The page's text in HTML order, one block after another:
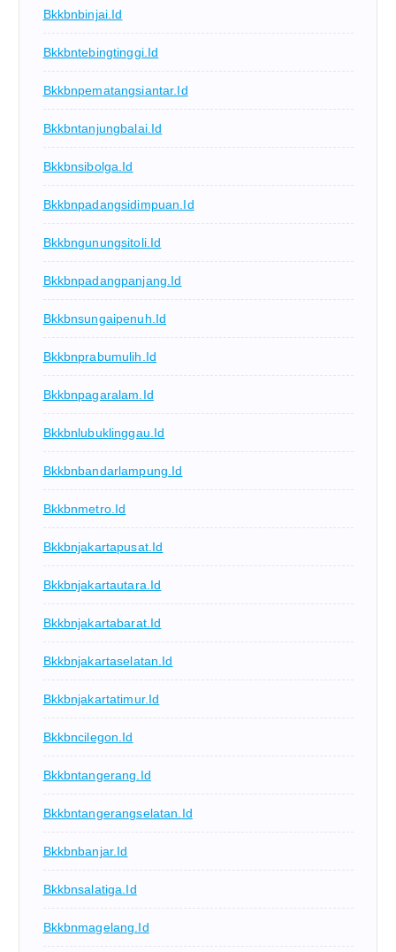
Bkkbnbinjai.id
Bkkbntebingtinggi.id
Bkkbnpematangsiantar.id
Bkkbntanjungbalai.id
Bkkbnsibolga.id
Bkkbnpadangsidimpuan.id
Bkkbngunungsitoli.id
Bkkbnpadangpanjang.id
Bkkbnsungaipenuh.id
Bkkbnprabumulih.id
Bkkbnpagaralam.id
Bkkbnlubuklinggau.id
Bkkbnbandarlampung.id
Bkkbnmetro.id
Bkkbnjakartapusat.id
Bkkbnjakartautara.id
Bkkbnjakartabarat.id
Bkkbnjakartaselatan.id
Bkkbnjakartatimur.id
Bkkbncilegon.id
Bkkbntangerang.id
Bkkbntangerangselatan.id
Bkkbnbanjar.id
Bkkbnsalatiga.id
Bkkbnmagelang.id